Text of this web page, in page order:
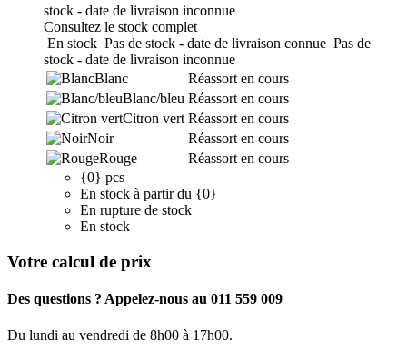
stock - date de livraison inconnue
Consultez le stock complet
En stock Pas de stock - date de livraison connue Pas de
stock - date de livraison inconnue
Blanc
Réassort en cours
Blanc/bleu Réassort en cours
Citron vert Réassort en cours
Noir
Réassort en cours
Rouge
Réassort en cours
{0} pcs
En stock à partir du {0}
En rupture de stock
En stock
Votre calcul de prix
Des questions ? Appelez-nous au 011 559 009
Du lundi au vendredi de 8h00 à 17h00.